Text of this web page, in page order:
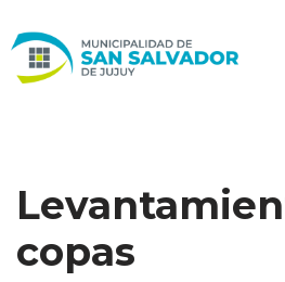
al
copas